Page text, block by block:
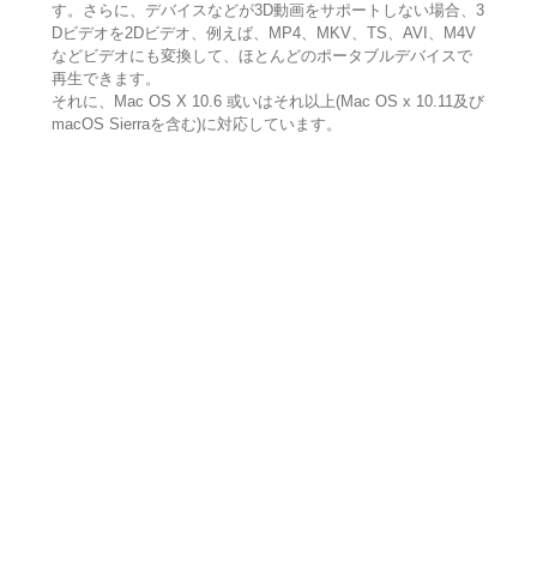
す。さらに、デバイスなどが3D動画をサポートしない場合、3
Dビデオを2Dビデオ、例えば、MP4、MKV、TS、AVI、M4V
などビデオにも変換して、ほとんどのポータブルデバイスで
再生できます。
それに、Mac OS X 10.6 或いはそれ以上(Mac OS x 10.11及び
macOS Sierraを含む)に対応しています。